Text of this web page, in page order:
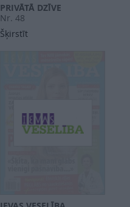
PRIVĀTĀ DZĪVE
Nr. 48
Šķirstīt